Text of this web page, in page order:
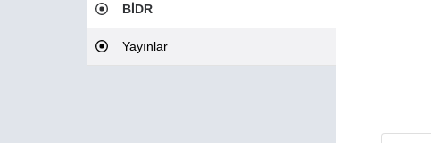
BİDR
Yayınlar